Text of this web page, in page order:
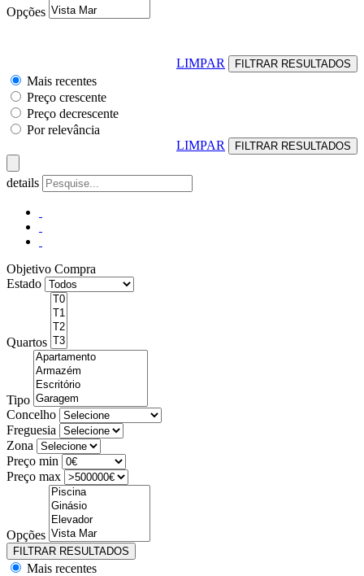
Opções
LIMPAR
Mais recentes
Preço crescente
Preço decrescente
Por relevância
LIMPAR
details
Objetivo Compra
Estado
Quartos
Tipo
Concelho
Freguesia
Zona
Preço min
Preço max
Opções
Mais recentes